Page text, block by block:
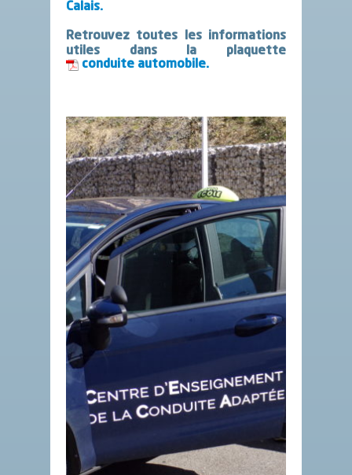
Calais.
Retrouvez toutes les informations
utiles dans la plaquette
conduite automobile.